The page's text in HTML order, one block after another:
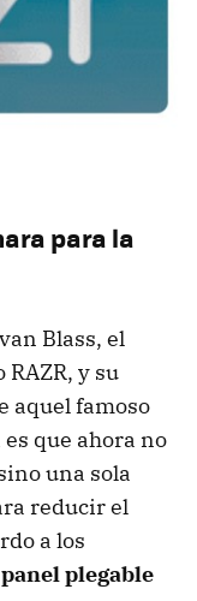
para la
Blass, el
y su
aquel famoso
que ahora no
una sola
reducir el
a los
plegable